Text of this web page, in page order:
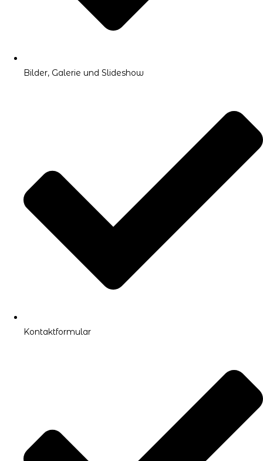
Bilder, Galerie und Slideshow
Kontaktformular